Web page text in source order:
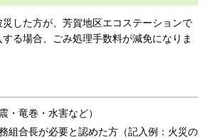
した方が、芳賀地区エコステーションで
る場合、ごみ処理手数料が減免になりま
・竜巻・水害など）
組合長が必要と認めた方（記入例：火災の